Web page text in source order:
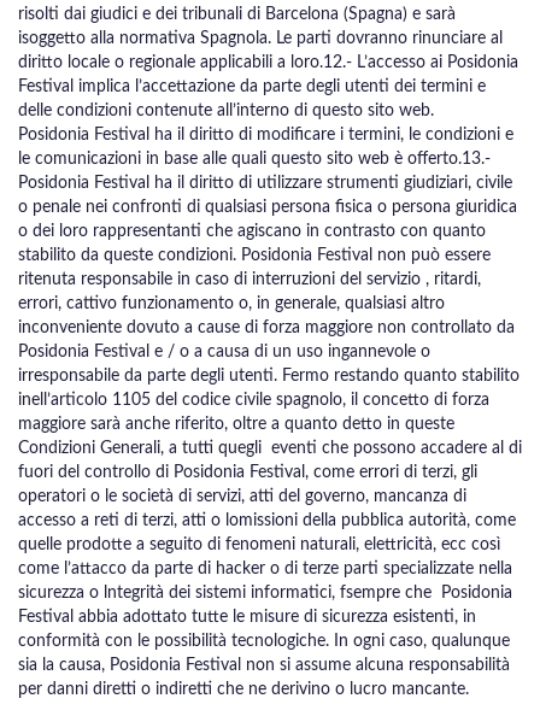
risolti dai giudici e dei tribunali di Barcelona (Spagna) e sarà
isoggetto alla normativa Spagnola. Le parti dovranno rinunciare al
diritto locale o regionale applicabili a loro.12.- L’accesso ai Posidonia
Festival implica l’accettazione da parte degli utenti dei termini e
delle condizioni contenute all’interno di questo sito web.
Posidonia Festival ha il diritto di modificare i termini, le condizioni e
le comunicazioni in base alle quali questo sito web è offerto.13.-
Posidonia Festival ha il diritto di utilizzare strumenti giudiziari, civile
o penale nei confronti di qualsiasi persona fisica o persona giuridica
o dei loro rappresentanti che agiscano in contrasto con quanto
stabilito da queste condizioni. Posidonia Festival non può essere
ritenuta responsabile in caso di interruzioni del servizio , ritardi,
errori, cattivo funzionamento o, in generale, qualsiasi altro
inconveniente dovuto a cause di forza maggiore non controllato da
Posidonia Festival e / o a causa di un uso ingannevole o
irresponsabile da parte degli utenti. Fermo restando quanto stabilito
inell’articolo 1105 del codice civile spagnolo, il concetto di forza
maggiore sarà anche riferito, oltre a quanto detto in queste
Condizioni Generali, a tutti quegli eventi che possono accadere al di
fuori del controllo di Posidonia Festival, come errori di terzi, gli
operatori o le società di servizi, atti del governo, mancanza di
accesso a reti di terzi, atti o lomissioni della pubblica autorità, come
quelle prodotte a seguito di fenomeni naturali, elettricità, ecc così
come l’attacco da parte di hacker o di terze parti specializzate nella
sicurezza o lntegrità dei sistemi informatici, fsempre che Posidonia
Festival abbia adottato tutte le misure di sicurezza esistenti, in
conformità con le possibilità tecnologiche. In ogni caso, qualunque
sia la causa, Posidonia Festival non si assume alcuna responsabilità
per danni diretti o indiretti che ne derivino o lucro mancante.